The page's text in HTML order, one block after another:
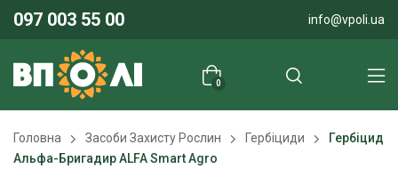
097 003 55 00 info@vpoli.ua
0
Головна Засоби Захисту Рослин Гербіциди
Гербіцид
Альфа-Бригадир ALFA Smart Agro